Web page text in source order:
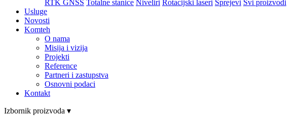
RTK GNSS Totalne stanice Niveliri Rotacijski laseri Sprejevi Svi proizvodi
Usluge
Novosti
Komteh
O nama
Misija i vizija
Projekti
Reference
Partneri i zastupstva
Osnovni podaci
Kontakt
Izbornik proizvoda ▾